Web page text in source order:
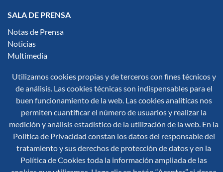
SALA DE PRENSA
Notas de Prensa
Noticias
Multimedia
Síguenos en redes sociales:
© 2026 Secretaría General de Protección Civil y Emergencias
Utilizamos cookies propias y de terceros con fines técnicos y
de análisis. Las cookies técnicas son indispensables para el
buen funcionamiento de la web. Las cookies analíticas nos
permiten cuantificar el número de usuarios y realizar la
medición y análisis estadístico de la utilización de la web. En la
Política de Privacidad constan los datos del responsable del
tratamiento y sus derechos de protección de datos y en la
Política de Cookies toda la información ampliada de las